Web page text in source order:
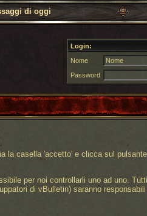
di oggi
Login:
Nome
Password
la casella 'accetto' e clicca sul
per noi controllarli uno ad uno.
di vBulletin) saranno